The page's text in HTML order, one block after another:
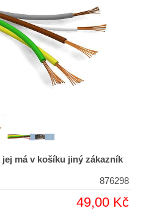
má v košíku jiný zákazník
876298
49,00 Kč